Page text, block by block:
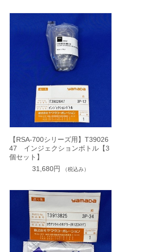
【RSA-700シリーズ用】T39026
47 インジェクションボトル【3
個セット】
31,680円
（税込み）